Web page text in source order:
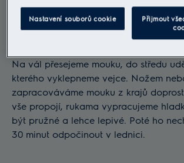
1/ Připravte si těsto
Na vál přesejeme mouku, do středu uděláme důlek, do
kterého vyklepneme vejce. Nožem
zapracováváme mouku z krajů
vše propojí, rukama vypracujeme
být pružné a lehce lepivé. Poté ho
30 minut odpočinout v lednici.
Nastavení souborů cookie
Přijmout